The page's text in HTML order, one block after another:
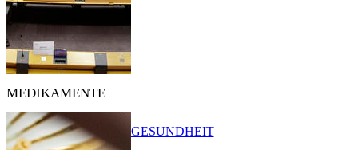
MEDIKAMENTE
GESUNDHEIT